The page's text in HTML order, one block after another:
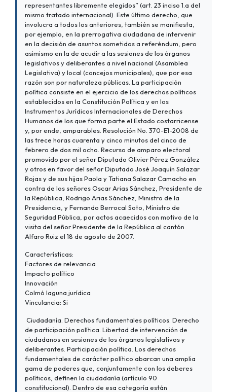
representantes libremente elegidos” (art. 23 inciso 1.a del
mismo tratado internacional). Este último derecho, que
involucra a todos los anteriores, también se manifiesta,
por ejemplo, en la prerrogativa ciudadana de intervenir
en la decisión de asuntos sometidos a referéndum, pero
asimismo en la de acudir a las sesiones de los órganos
legislativos y deliberantes a nivel nacional (Asamblea
Legislativa) y local (concejos municipales), que por esa
razón son por naturaleza públicas. La participación
política consiste en el ejercicio de los derechos políticos
establecidos en la Constitución Política y en los
Instrumentos Jurídicos Internacionales de Derechos
Humanos de los que forma parte el Estado costarricense
y, por ende, amparables. Resolución No. 370-E1-2008 de
las trece horas cuarenta y cinco minutos del cinco de
febrero de dos mil ocho. Recurso de amparo electoral
promovido por el señor Diputado Olivier Pérez González
y otros en favor del señor Diputado José Joaquín Salazar
Rojas y de sus hijas Paola y Tatiana Salazar Camacho en
contra de los señores Oscar Arias Sánchez, Presidente de
la República, Rodrigo Arias Sánchez, Ministro de la
Presidencia, y Fernando Berrocal Soto, Ministro de
Seguridad Pública, por actos acaecidos con motivo de la
visita del señor Presidente de la República al cantón
Alfaro Ruiz el 18 de agosto de 2007.
Características:
Factores de relevancia
Impacto político
Innovación
Colmó laguna jurídica
Vinculancia: Si
Ciudadanía. Derechos fundamentales políticos. Derecho
de participación política. Libertad de intervención de
ciudadanos en sesiones de los órganos legislativos y
deliberantes. Participación política. Los derechos
fundamentales de carácter político abarcan una amplia
gama de poderes que, conjuntamente con los deberes
políticos, definen la ciudadanía (artículo 90
constitucional). Dentro de esa categoría están